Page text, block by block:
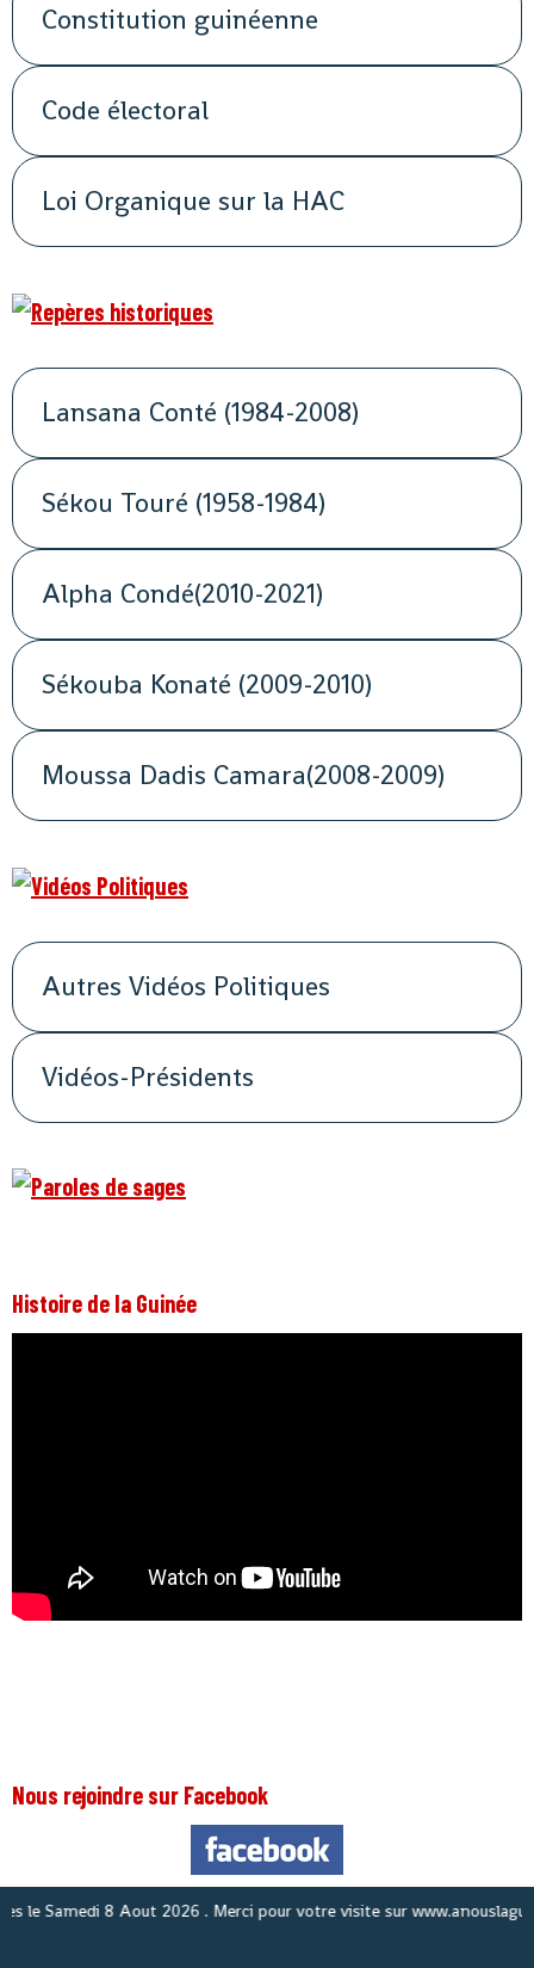
Constitution guinéenne
Code électoral
Loi Organique sur la HAC
Lansana Conté (1984-2008)
Sékou Touré (1958-1984)
Alpha Condé(2010-2021)
Sékouba Konaté (2009-2010)
Moussa Dadis Camara(2008-2009)
Autres Vidéos Politiques
Vidéos-Présidents
Histoire de la Guinée
Nous rejoindre sur Facebook